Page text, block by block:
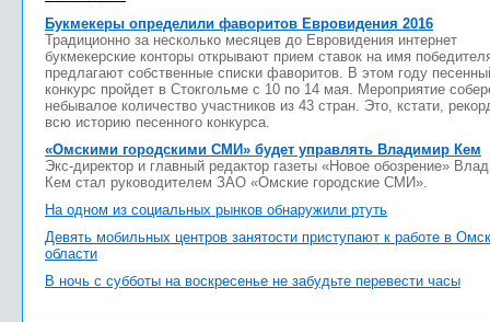
Букмекеры определили фаворитов Евровидения 2016
Традиционно за несколько месяцев до Евровидения интернет
букмекерские конторы открывают прием ставок на имя
предлагают собственные списки фаворитов. В этом году
конкурс пройдет в Стокгольме с 10 по 14 мая. Мероприятие
небывалое количество участников из 43 стран. Это, кстати,
всю историю песенного конкурса.
«Омскими городскими СМИ» будет управлять Владимир Кем
Экс-директор и главный редактор газеты «Новое обозрение»
Кем стал руководителем ЗАО «Омские городские СМИ».
На одном из социальных рынков обнаружили ртуть
Девять мобильных центров занятости приступают к работе в
области
В ночь с субботы на воскресенье не забудьте перевести часы